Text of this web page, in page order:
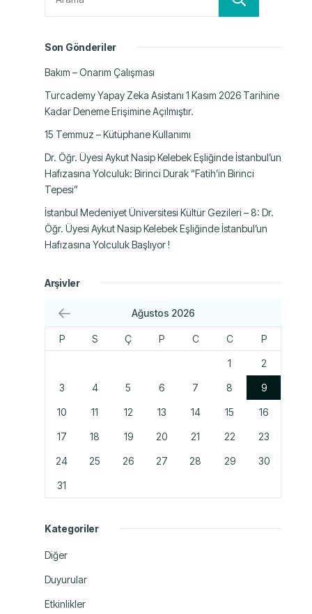
Son Gönderiler
Bakım – Onarım Çalışması
Turcademy Yapay Zeka Asistanı 1 Kasım 2026 Tarihine
Kadar Deneme Erişimine Açılmıştır.
15 Temmuz – Kütüphane Kullanımı
Dr. Öğr. Üyesi Aykut Nasip Kelebek Eşliğinde İstanbul’un
Hafızasına Yolculuk: Birinci Durak “Fatih’in Birinci
Tepesi”
İstanbul Medeniyet Üniversitesi Kültür Gezileri – 8: Dr.
Öğr. Üyesi Aykut Nasip Kelebek Eşliğinde İstanbul’un
Hafızasına Yolculuk Başlıyor !
Arşivler
Ağustos 2026
P S Ç P C C P
1 2
3 4 5 6 7 8 9
10 11 12 13 14 15 16
17 18 19 20 21 22 23
24 25 26 27 28 29 30
31
Kategoriler
Diğer
Duyurular
Etkinlikler